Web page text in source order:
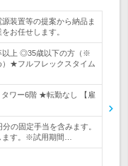
装置等の提案から納品ま
お任せします。
以上 ◎35歳以下の方（※
）★フルフレックスタイム
ワー6階 ★転勤なし 【雇
の固定手当を含みます。
ます。※試用期間…